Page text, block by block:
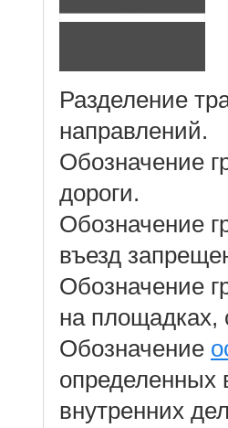
Разделение
направлений.
Обозначение
дороги.
Обозначение
въезд
Обозначение
на площадках,
Обозначение
определенных
внутренних